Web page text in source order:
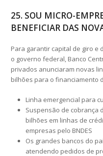
25. SOU MICRO-
BENEFICIAR DAS
Para garantir capital de giro
o governo federal, Banco
privados anunciaram novas
bilhões para o financiamento
Linha emergencial para
Suspensão de cobrança
bilhões em linhas de
empresas pelo BNDES
Os grandes bancos do
atendendo pedidos de